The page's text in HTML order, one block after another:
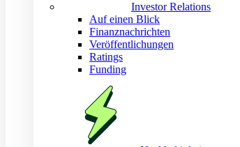
Investor Relations
Auf einen Blick
Finanznachrichten
Veröffentlichungen
Ratings
Funding